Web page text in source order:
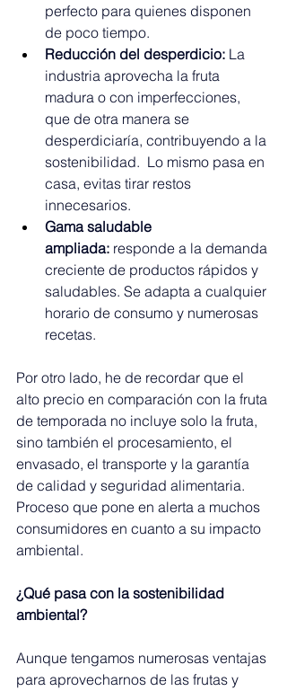
perfecto para quienes disponen
de poco tiempo.
Reducción del desperdicio: La
industria aprovecha la fruta
madura o con imperfecciones,
que de otra manera se
desperdiciaría, contribuyendo a la
sostenibilidad.  Lo mismo pasa en
casa, evitas tirar restos
innecesarios.
Gama saludable
ampliada: responde a la demanda
creciente de productos rápidos y
saludables. Se adapta a cualquier
horario de consumo y numerosas
recetas.
Por otro lado, he de recordar que el
alto precio en comparación con la fruta
de temporada no incluye solo la fruta,
sino también el procesamiento, el
envasado, el transporte y la garantía
de calidad y seguridad alimentaria.
Proceso que pone en alerta a muchos
consumidores en cuanto a su impacto
ambiental.
¿Qué pasa con la sostenibilidad
ambiental?
Aunque tengamos numerosas ventajas
para aprovecharnos de las frutas y